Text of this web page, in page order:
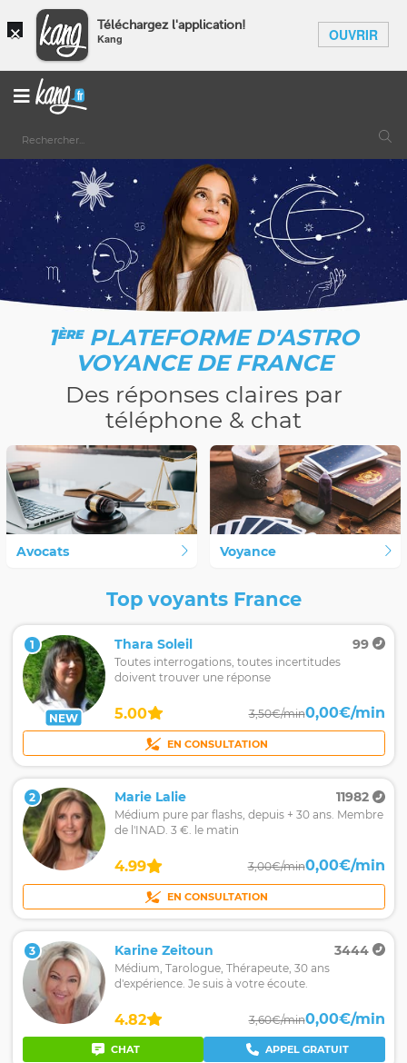
× Téléchargez l'application!
Kang OUVRIR
1ÈREPLATEFORME D'ASTRO
VOYANCE DE FRANCE
Des réponses claires par
téléphone & chat
Avocats Voyance
Top voyants France
NEW
1 Thara Soleil 99
Toutes interrogations, toutes incertitudes
doivent trouver une réponse
5.00 3,50€/min0,00€/min
EN CONSULTATION
2 Marie Lalie 11982
Médium pure par flashs, depuis + 30 ans. Membre
de l'INAD. 3 €. le matin
4.99 3,00€/min0,00€/min
EN CONSULTATION
3 Karine Zeitoun 3444
Médium, Tarologue, Thérapeute, 30 ans
d'expérience. Je suis à votre écoute.
4.82 3,60€/min0,00€/min
CHAT APPEL GRATUIT